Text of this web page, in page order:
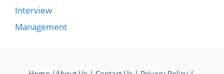
Interview
Management